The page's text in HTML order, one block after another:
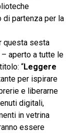
di partenza per la
questa sesta
– aperto a tutte le
“Leggere
per ispirare
e liberarne
digitali,
in vetrina
essere